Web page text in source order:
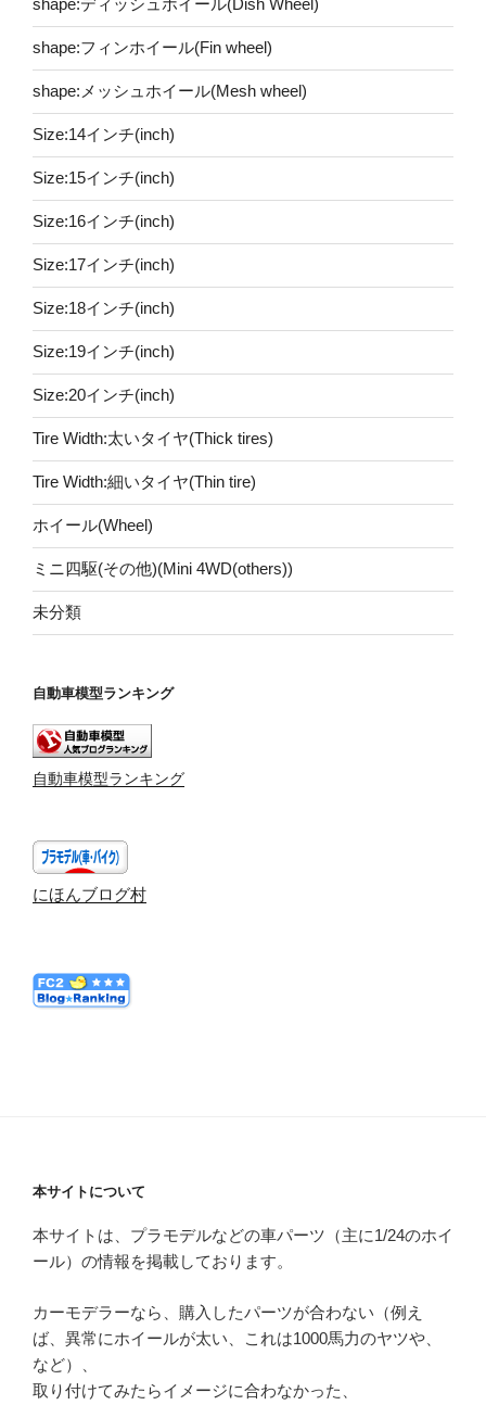
shape:ディッシュホイール(Dish Wheel)
shape:フィンホイール(Fin wheel)
shape:メッシュホイール(Mesh wheel)
Size:14インチ(inch)
Size:15インチ(inch)
Size:16インチ(inch)
Size:17インチ(inch)
Size:18インチ(inch)
Size:19インチ(inch)
Size:20インチ(inch)
Tire Width:太いタイヤ(Thick tires)
Tire Width:細いタイヤ(Thin tire)
ホイール(Wheel)
ミニ四駆(その他)(Mini 4WD(others))
未分類
自動車模型ランキング
自動車模型ランキング
にほんブログ村
本サイトについて
本サイトは、プラモデルなどの車パーツ（主に1/24のホイ
ール）の情報を掲載しております。
カーモデラーなら、購入したパーツが合わない（例え
ば、異常にホイールが太い、これは1000馬力のヤツや、
など）、
取り付けてみたらイメージに合わなかった、